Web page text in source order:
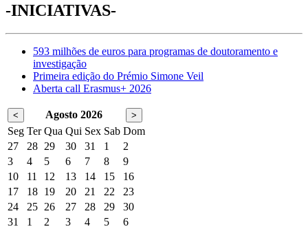
-INICIATIVAS-
593 milhões de euros para programas de doutoramento e
investigação
Primeira edição do Prémio Simone Veil
Aberta call Erasmus+ 2026
< Agosto 2026 >
Seg Ter Qua Qui Sex Sab Dom
27
28 29 30 31 1
2
3
4 5 6 7 8
9
10
11 12 13 14 15
16
17
18 19 20 21 22
23
24
25 26 27 28 29
30
31
1 2 3 4 5 6